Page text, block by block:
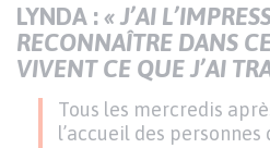
LYNDA :« J’AI
RECONNAÎTRE DANS
VIVENT CE QUE J’AI
Tous les mercredis
l’accueil des